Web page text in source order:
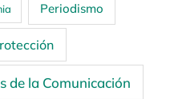
Periodismo
de la Comunicación